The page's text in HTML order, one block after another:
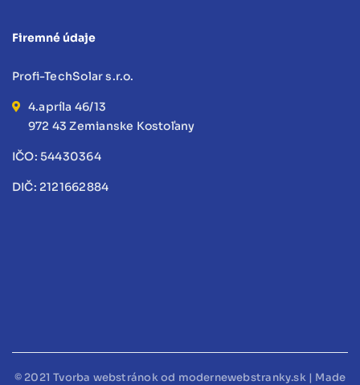
Firemné údaje
Profi-TechSolar s.r.o.
4.apríla 46/13
972 43 Zemianske Kostoľany
IČO: 54430364
DIČ: 2121662884
© 2021Tvorba webstránokod modernewebstranky.sk | Made